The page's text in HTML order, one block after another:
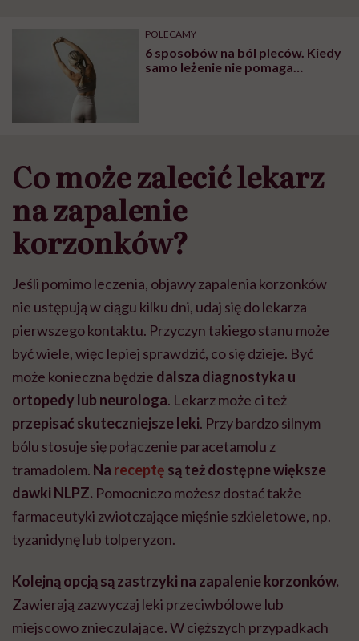
POLECAMY
6 sposobów na ból pleców. Kiedy
samo leżenie nie pomaga…
Co może zalecić lekarz
na zapalenie
korzonków?
Jeśli pomimo leczenia, objawy zapalenia korzonków
nie ustępują w ciągu kilku dni, udaj się do lekarza
pierwszego kontaktu. Przyczyn takiego stanu może
być wiele, więc lepiej sprawdzić, co się dzieje. Być
może konieczna będzie dalsza diagnostyka u
ortopedy lub neurologa. Lekarz może ci też
przepisać skuteczniejsze leki. Przy bardzo silnym
bólu stosuje się połączenie paracetamolu z
tramadolem. Na receptę są też dostępne większe
dawki NLPZ. Pomocniczo możesz dostać także
farmaceutyki zwiotczające mięśnie szkieletowe, np.
tyzanidynę lub tolperyzon.
Kolejną opcją są zastrzyki na zapalenie korzonków.
Zawierają zazwyczaj leki przeciwbólowe lub
miejscowo znieczulające. W cięższych przypadkach